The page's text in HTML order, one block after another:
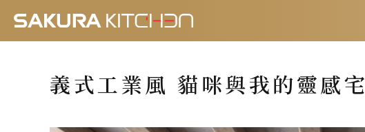
義式工業風 貓咪與我的靈感宅